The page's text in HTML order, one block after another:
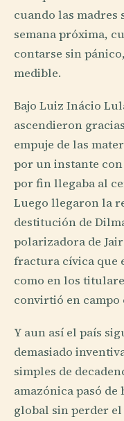
cuando las madres
semana próxima,
contarse sin
medible.
Bajo Luiz Inácio
ascendieron
empuje de las
por un instante
por fin llegaba al
Luego llegaron la
destitución de
polarizadora de
fractura cívica que
como en los
convirtió en
Y aun así el país
demasiado
simples de
amazónica pasó
global sin perder